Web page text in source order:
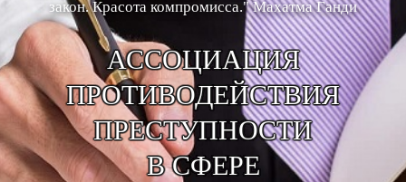
закон.Красота компромисса."Махатма Ганди
АССОЦИАЦИЯ
ПРОТИВОДЕЙСТВИЯ
ПРЕСТУПНОСТИ
В СФЕРЕ